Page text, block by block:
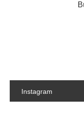
Instagram